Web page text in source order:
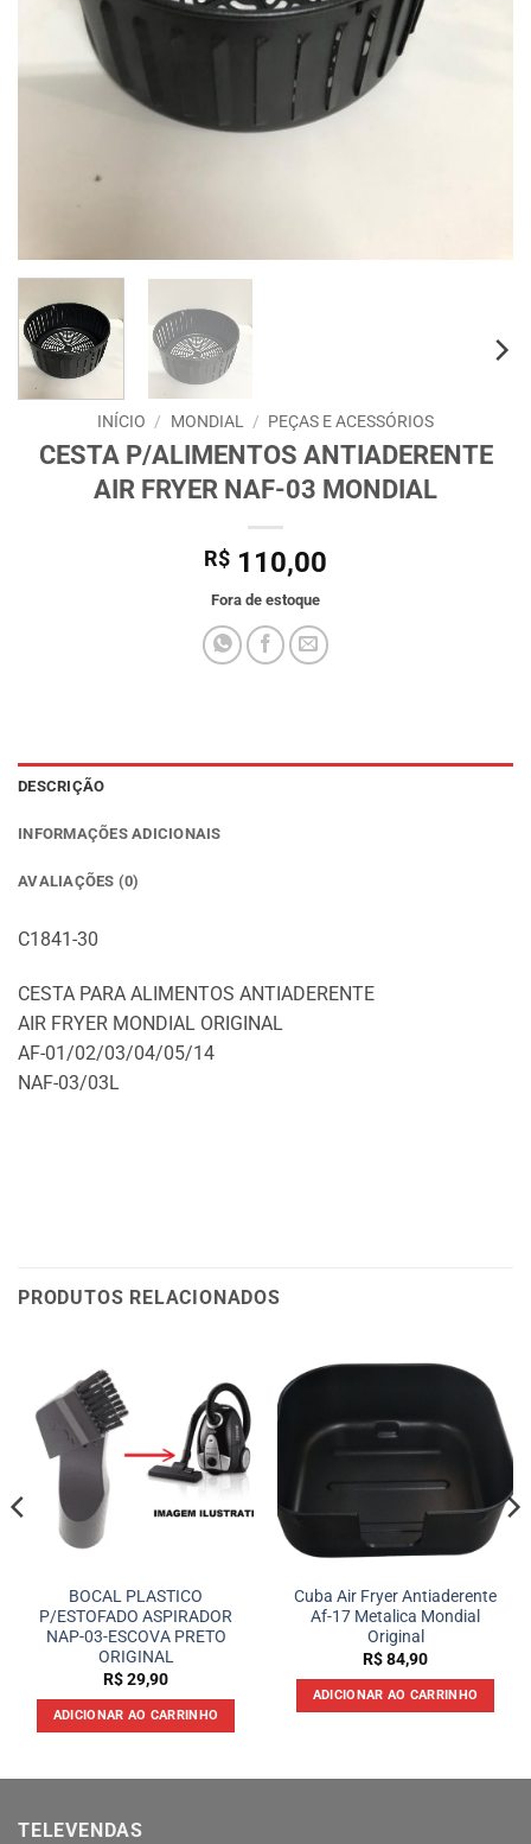
INÍCIO / MONDIAL / PEÇAS E ACESSÓRIOS
CESTA P/ALIMENTOS ANTIADERENTE
AIR FRYER NAF-03 MONDIAL
R$ 110,00
Fora de estoque
DESCRIÇÃO
INFORMAÇÕES ADICIONAIS
AVALIAÇÕES (0)
C1841-30
CESTA PARA ALIMENTOS ANTIADERENTE
AIR FRYER MONDIAL ORIGINAL
AF-01/02/03/04/05/14
NAF-03/03L
PRODUTOS RELACIONADOS
BOCAL PLASTICO
P/ESTOFADO ASPIRADOR
NAP-03-ESCOVA PRETO
ORIGINAL
R$29,90
ADICIONAR AO CARRINHO
Cuba Air Fryer Antiaderente
Af-17 Metalica Mondial
Original
R$84,90
ADICIONAR AO CARRINHO
TELEVENDAS